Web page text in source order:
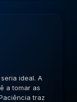
pedale. A
resolver
ajudará no